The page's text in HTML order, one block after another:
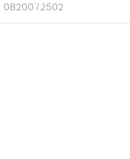
0820072502